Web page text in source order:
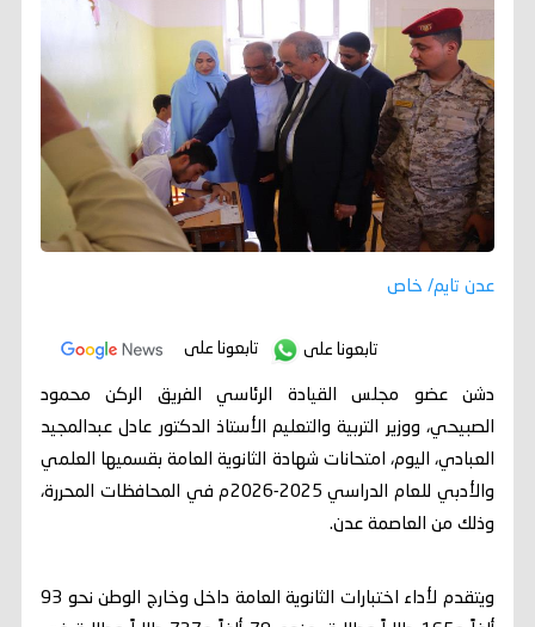
عدن تايم/ خاص
تابعونا على تابعونا على
دشن عضو مجلس القيادة الرئاسي الفريق الركن محمود
الصبيحي، ووزير التربية والتعليم الأستاذ الدكتور عادل عبدالمجيد
العبادي، اليوم، امتحانات شهادة الثانوية العامة بقسميها العلمي
والأدبي للعام الدراسي 2025-2026م في المحافظات المحررة،
وذلك من العاصمة عدن.
ويتقدم لأداء اختبارات الثانوية العامة داخل وخارج الوطن نحو 93